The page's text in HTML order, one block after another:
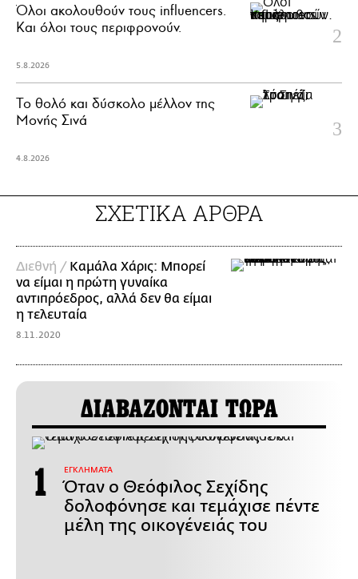
Όλοι ακολουθούν τους influencers.
Και όλοι τους περιφρονούν.
5.8.2026
Το θολό και δύσκολο μέλλον της
Μονής Σινά
4.8.2026
ΣΧΕΤΙΚΑ ΑΡΘΡΑ
Διεθνή / Καμάλα Χάρις: Μπορεί
να είμαι η πρώτη γυναίκα
αντιπρόεδρος, αλλά δεν θα είμαι
η τελευταία
8.11.2020
ΔΙΑΒΑΖΟΝΤΑΙ ΤΩΡΑ
ΕΓΚΛΗΜΑΤΑ
Όταν ο Θεόφιλος Σεχίδης
δολοφόνησε και τεμάχισε πέντε
μέλη της οικογένειάς του